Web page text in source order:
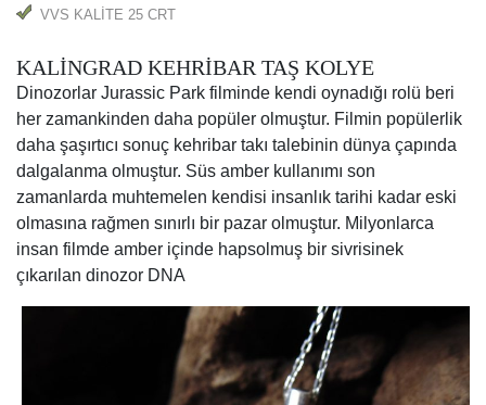
VVS KALİTE 25 CRT
KALİNGRAD KEHRİBAR TAŞ KOLYE
Dinozorlar Jurassic Park filminde kendi oynadığı rolü beri
her zamankinden daha popüler olmuştur. Filmin popülerlik
daha şaşırtıcı sonuç kehribar takı talebinin dünya çapında
dalgalanma olmuştur. Süs amber kullanımı son
zamanlarda muhtemelen kendisi insanlık tarihi kadar eski
olmasına rağmen sınırlı bir pazar olmuştur. Milyonlarca
insan filmde amber içinde hapsolmuş bir sivrisinek
çıkarılan dinozor DNA